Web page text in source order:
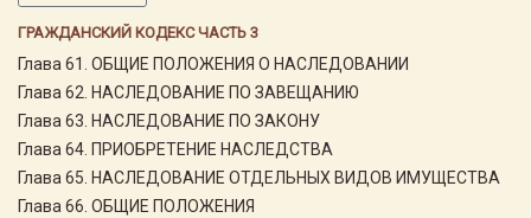
ГРАЖДАНСКИЙ КОДЕКС ЧАСТЬ 3
Глава 61. ОБЩИЕ ПОЛОЖЕНИЯ О НАСЛЕДОВАНИИ
Глава 62. НАСЛЕДОВАНИЕ ПО ЗАВЕЩАНИЮ
Глава 63. НАСЛЕДОВАНИЕ ПО ЗАКОНУ
Глава 64. ПРИОБРЕТЕНИЕ НАСЛЕДСТВА
Глава 65. НАСЛЕДОВАНИЕ ОТДЕЛЬНЫХ ВИДОВ ИМУЩЕСТВА
Глава 66. ОБЩИЕ ПОЛОЖЕНИЯ